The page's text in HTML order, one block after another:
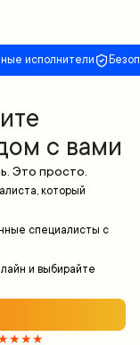
исполнители
с вами
Это просто.
который
специалисты с
и выбирайте